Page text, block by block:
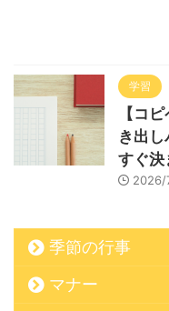
学習
【コ
き出
すぐ決
2026/
季節の行事
マナー